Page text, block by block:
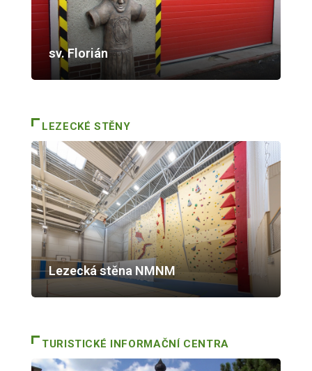
sv. Florián
LEZECKÉ STĚNY
Lezecká stěna NMNM
TURISTICKÉ INFORMAČNÍ CENTRA